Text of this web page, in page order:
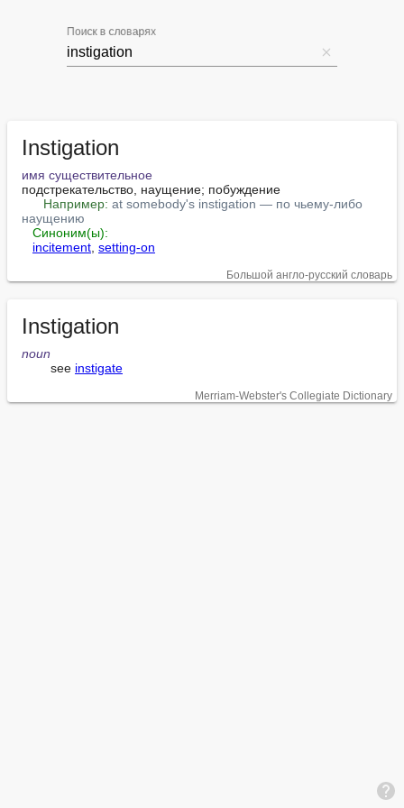
Поиск в словарях
Instigation
имя существительное
подстрекательство, наущение; побуждение
Например: at somebody's instigation — по чьему-либо
наущению
Синоним(ы):
incitement setting-on
Большой англо-русский словарь
Instigation
noun
        see
instigate
Merriam-Webster's Collegiate Dictionary